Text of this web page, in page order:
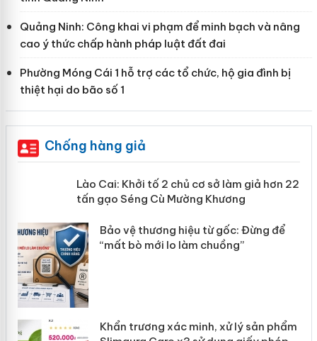
Quảng Ninh: Công khai vi phạm để minh bạch và nâng
cao ý thức chấp hành pháp luật đất đai
Phường Móng Cái 1 hỗ trợ các tổ chức, hộ gia đình bị
thiệt hại do bão số 1
Chống hàng giả
Lào Cai: Khởi tố 2 chủ cơ sở làm giả
hơn 22 tấn gạo Séng Cù Mường